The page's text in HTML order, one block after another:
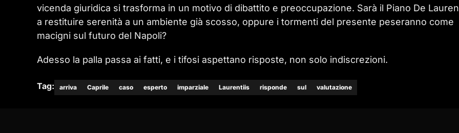
vicenda giuridica si trasforma in un motivo di dibattito e preoccupazione. Sarà il Piano De
a restituire serenità a un ambiente già scosso, oppure i tormenti del presente peseranno come
macigni sul futuro del Napoli?
Adesso la palla passa ai fatti, e i tifosi aspettano risposte, non solo indiscrezioni.
Tag: arriva Caprile caso esperto imparziale Laurentiis risponde sul valutazione